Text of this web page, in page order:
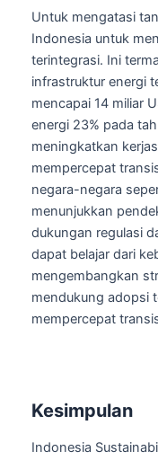
Untuk mengatasi
Indonesia untuk
terintegrasi. Ini
infrastruktur energi
mencapai 14 miliar
energi 23% pada
meningkatkan
mempercepat
negara-negara
menunjukkan
dukungan regulasi
dapat belajar dari
mengembangkan
mendukung adopsi
mempercepat
Kesimpulan
Indonesia